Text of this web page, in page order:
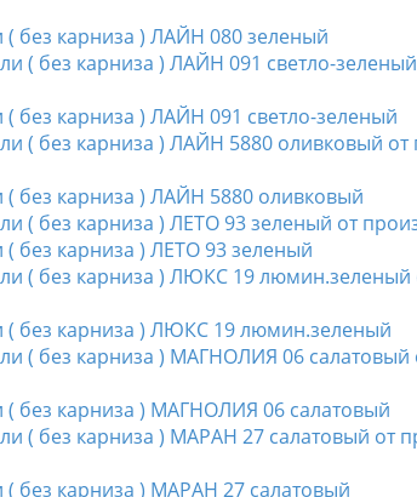
без карниза ) ЛАЙН 080 зеленый
без карниза ) ЛАЙН 091 светло-зеленый
без карниза ) ЛАЙН 5880 оливковый
без карниза ) ЛЕТО 93 зеленый
( без карниза ) ЛЮКС 19 люмин.зеленый
( без карниза ) МАГНОЛИЯ 06 салатовый
без карниза ) МАРАН 27 салатовый